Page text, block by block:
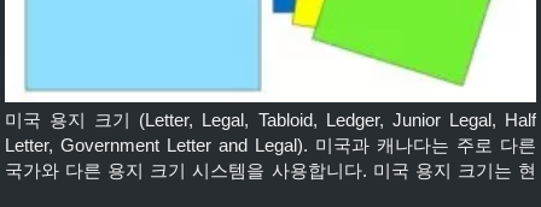
미국 용지 크기 (Letter, Legal, Tabloid, Ledger, Junior Legal, Half
Letter, Government Letter and Legal). 미국과 캐나다는 주로 다른
국가와 다른 용지 크기 시스템을 사용합니다. 미국 용지 크기는 현